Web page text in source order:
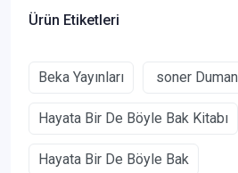
Ürün Etiketleri
Beka Yayınları soner Duman
Hayata Bir De Böyle Bak Kitabı
Hayata Bir De Böyle Bak